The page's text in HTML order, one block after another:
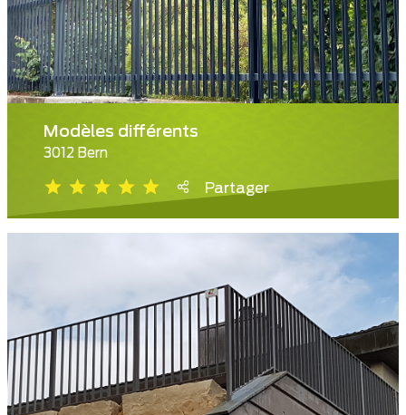
Modèles différents
3012 Bern
Partager